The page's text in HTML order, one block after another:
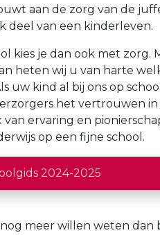
aan de zorg van de
deel van een kinderleven.
kies je dan ook met zorg.
heten wij u van harte
uw kind al bij ons op
het vertrouwen
van ervaring en
op een fijne school.
2024-2025
meer willen weten dan